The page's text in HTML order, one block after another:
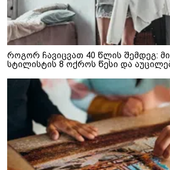
როგორ ჩავიცვათ 40 წლის შემდეგ:
სტილისტის 8 ოქროს წესი და